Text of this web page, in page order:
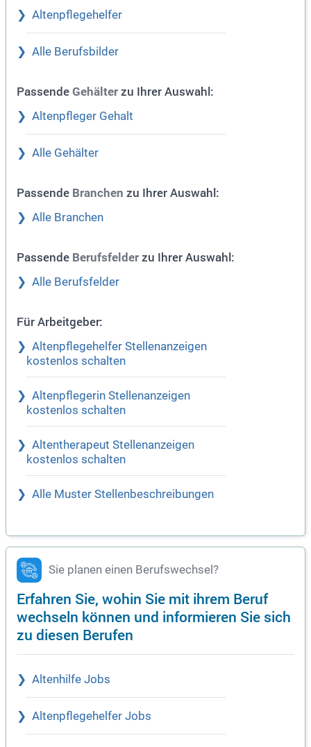
Altenpflegehelfer
Alle Berufsbilder
Passende Gehälter zu Ihrer Auswahl:
Altenpfleger Gehalt
Alle Gehälter
Passende Branchen zu Ihrer Auswahl:
Alle Branchen
Passende Berufsfelder zu Ihrer Auswahl:
Alle Berufsfelder
Für Arbeitgeber:
Altenpflegehelfer Stellenanzeigen
kostenlos schalten
Altenpflegerin Stellenanzeigen
kostenlos schalten
Altentherapeut Stellenanzeigen
kostenlos schalten
Alle Muster Stellenbeschreibungen
Sie planen einen Berufswechsel?
Erfahren Sie, wohin Sie mit ihrem Beruf
wechseln können und informieren Sie sich
zu diesen Berufen
Altenhilfe Jobs
Altenpflegehelfer Jobs